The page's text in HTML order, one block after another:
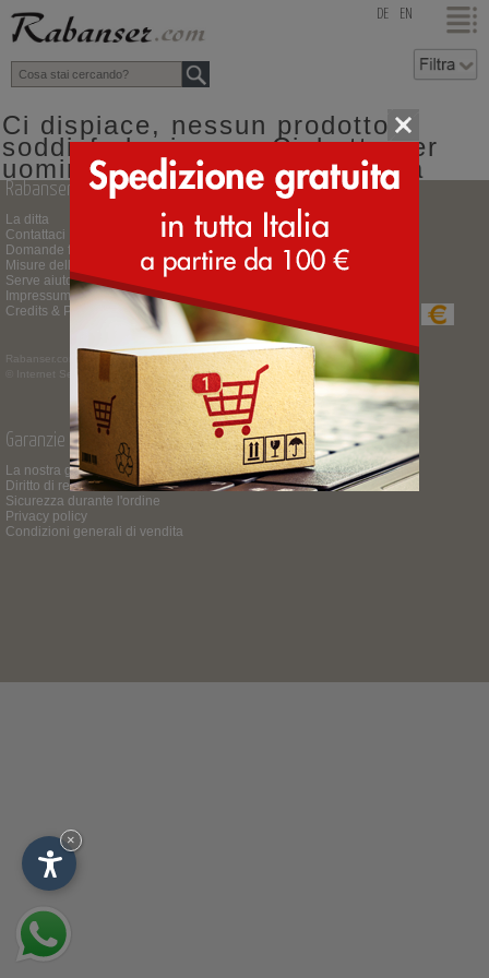
top DE EN
Ci dispiace, nessun prodotto
soddisfa la ricerca: Ciabatte per
uomini misura 46 colore sabbia
Rabanser.com
La ditta
Contattaci
Domande frequenti
Misure delle scarpe
Serve aiuto per la scelta?
Impressum
Credits & Partner
Rabanser.com
MWSt.Nr. IT01391430210
© Internet Service ™ -
Impressum
Pagamenti e consegne
Guida all'acquisto
Tempi e costi delle consegne
Spedizione espressa
Restituzione o cambio merce
Garanzie e privacy
La nostra garanzia
Diritto di recesso
Sicurezza durante l'ordine
Privacy policy
Condizioni generali di vendita
Seguici su
×